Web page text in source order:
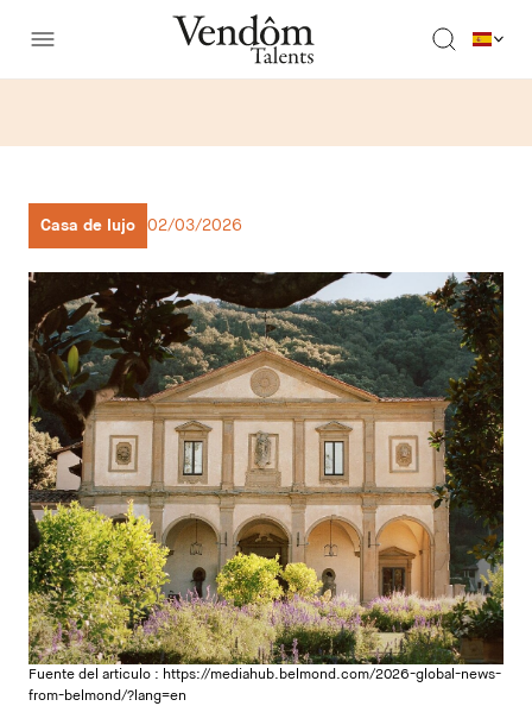
Casa de lujo 02/03/2026
Fuente del articulo : https://mediahub.belmond.com/2026-global-news-
from-belmond/?lang=en